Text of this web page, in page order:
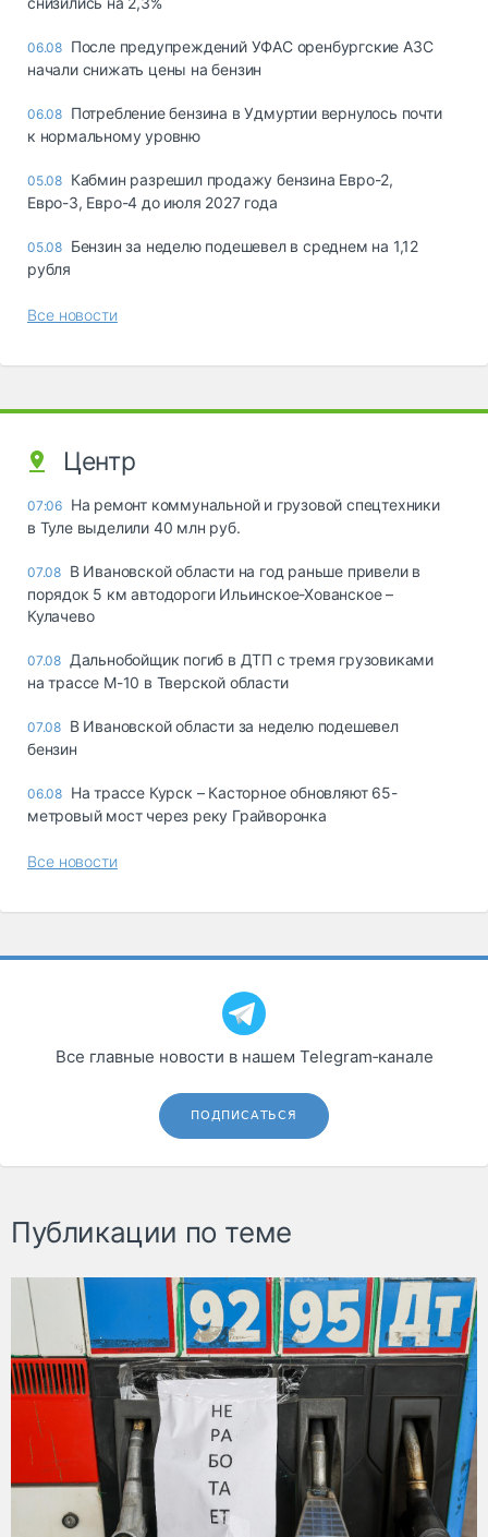
06.08 После предупреждений УФАС оренбургские АЗС
начали снижать цены на бензин
06.08 Потребление бензина в Удмуртии вернулось почти
к нормальному уровню
05.08 Кабмин разрешил продажу бензина Евро-2,
Евро-3, Евро-4 до июля 2027 года
05.08 Бензин за неделю подешевел в среднем на 1,12
рубля
Все новости
Центр
07:06 На ремонт коммунальной и грузовой спецтехники
в Туле выделили 40 млн руб.
07.08 В Ивановской области на год раньше привели в
порядок 5 км автодороги Ильинское-Хованское –
Кулачево
07.08 Дальнобойщик погиб в ДТП с тремя грузовиками
на трассе М-10 в Тверской области
07.08 В Ивановской области за неделю подешевел
бензин
06.08 На трассе Курск – Касторное обновляют 65-
метровый мост через реку Грайворонка
Все новости
Все главные новости в нашем Telegram‑канале
ПОДПИСАТЬСЯ
Публикации по теме